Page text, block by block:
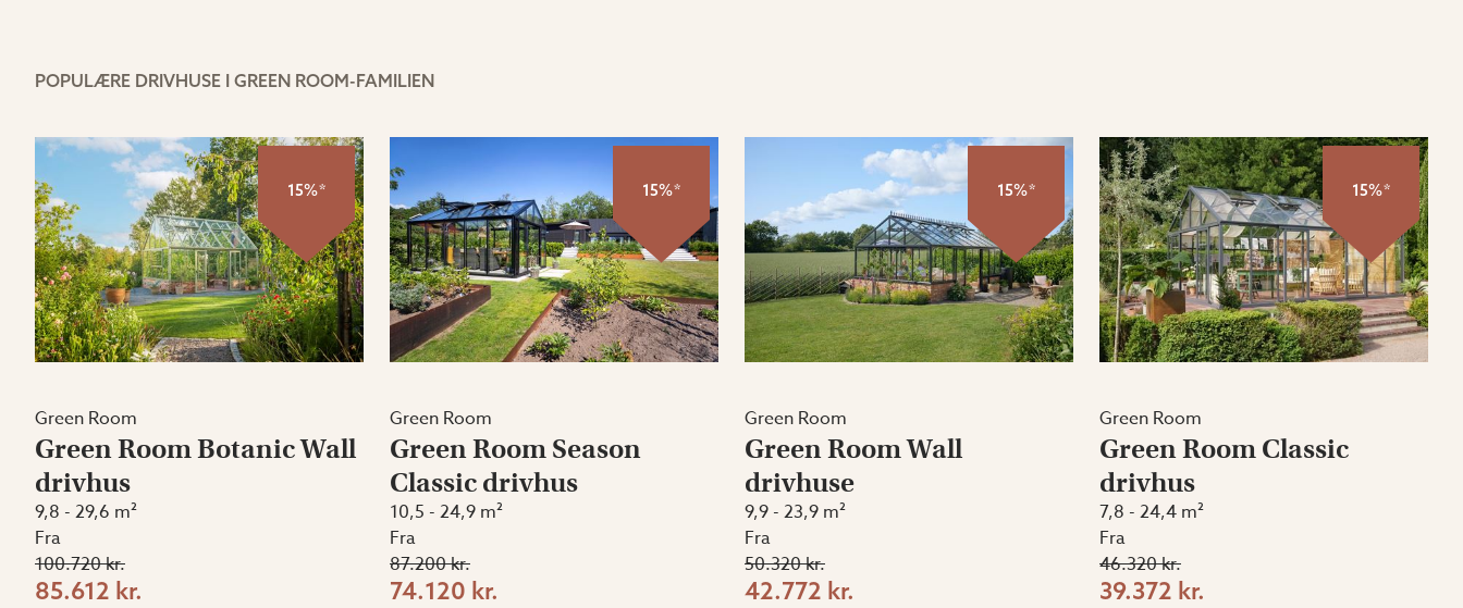
POPULÆRE DRIVHUSE I GREEN ROOM-FAMILIEN
15%*
Green Room
Green Room Botanic Wall
drivhus
9,8 - 29,6 m²
Fra
100.720 kr.
85.612 kr.
15%*
Green Room
Green Room Season
Classic drivhus
10,5 - 24,9 m²
Fra
87.200 kr.
74.120 kr.
15%*
Green Room
Green Room Wall
drivhuse
9,9 - 23,9 m²
Fra
50.320 kr.
42.772 kr.
15%*
Green Room
Green Room Classic
drivhus
7,8 - 24,4 m²
Fra
46.320 kr.
39.372 kr.